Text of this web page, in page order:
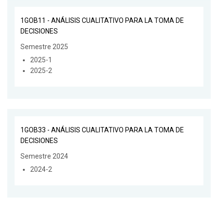
1GOB11 - ANÁLISIS CUALITATIVO PARA LA TOMA DE
DECISIONES
Semestre 2025
2025-1
2025-2
1GOB33 - ANÁLISIS CUALITATIVO PARA LA TOMA DE
DECISIONES
Semestre 2024
2024-2